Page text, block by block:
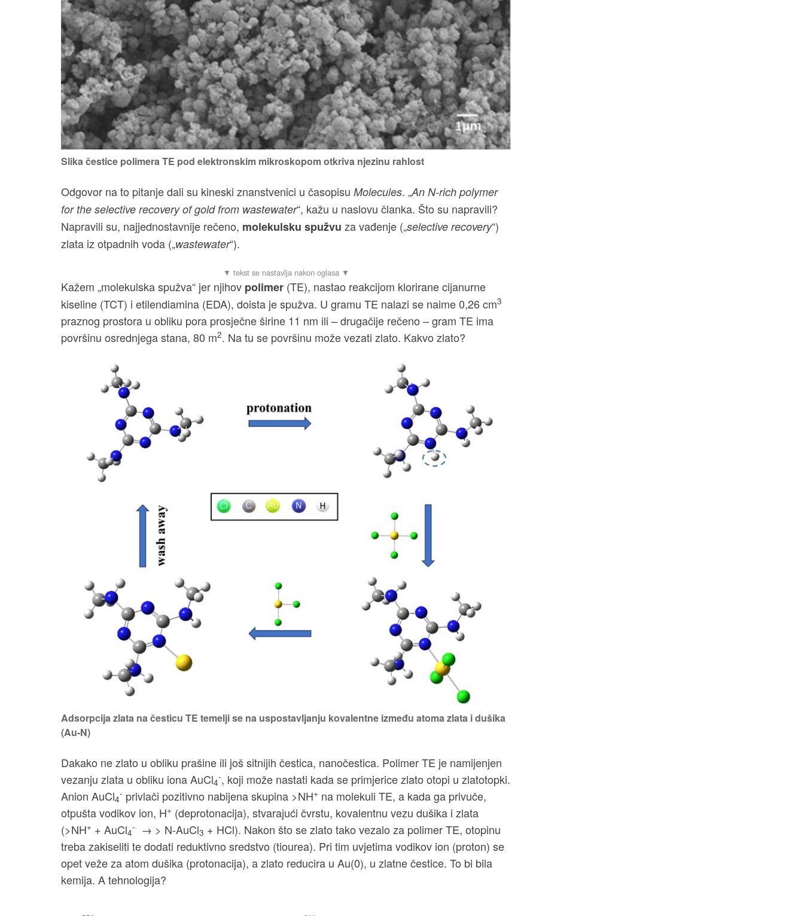
Slika čestice polimera TE pod elektronskim mikroskopom otkriva njezinu rahlost
Odgovor na to pitanje dali su kineski znanstvenici u časopisu Molecules. „An N-rich polymer
for the selective recovery of gold from wastewater“, kažu u naslovu članka. Što su napravili?
Napravili su, najjednostavnije rečeno, molekulsku spužvu za vađenje („selective recovery“)
zlata iz otpadnih voda („wastewater“).
Kažem „molekulska spužva“ jer njihov polimer (TE), nastao reakcijom klorirane cijanurne
kiseline (TCT) i etilendiamina (EDA), doista je spužva. U gramu TE nalazi se naime 0,26 cm3
praznog prostora u obliku pora prosječne širine 11 nm ili – drugačije rečeno – gram TE ima
površinu osrednjega stana, 80 m2. Na tu se površinu može vezati zlato. Kakvo zlato?
Adsorpcija zlata na česticu TE temelji se na uspostavljanju kovalentne između atoma zlata i dušika
(Au-N)
Dakako ne zlato u obliku prašine ili još sitnijih čestica, nanočestica. Polimer TE je namijenjen
vezanju zlata u obliku iona AuCl4
-, koji može nastati kada se primjerice zlato otopi u zlatotopki.
Anion AuCl4
- privlači pozitivno nabijena skupina >NH+ na molekuli TE, a kada ga privuče,
otpušta vodikov ion, H+ (deprotonacija), stvarajući čvrstu, kovalentnu vezu dušika i zlata
(>NH+ + AuCl4
- → > N-AuCl3 + HCl). Nakon što se zlato tako vezalo za polimer TE, otopinu
treba zakiseliti te dodati reduktivno sredstvo (tiourea). Pri tim uvjetima vodikov ion (proton) se
opet veže za atom dušika (protonacija), a zlato reducira u Au(0), u zlatne čestice. To bi bila
kemija. A tehnologija?